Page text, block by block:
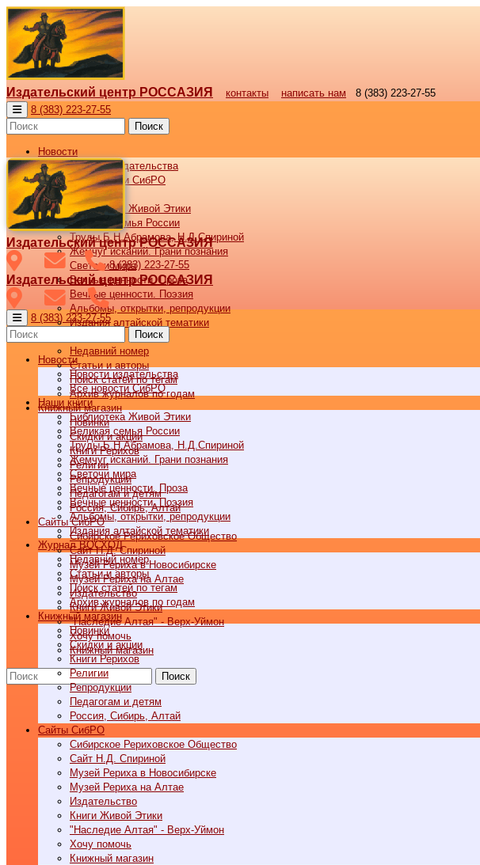
Издательский центр РОССАЗИЯ контакты написать нам
8 (383) 223-27-55
8 (383) 223-27-55
Поиск
Новости
Новости издательства
Все новости СибРО
Наши книги
Библиотека Живой Этики
Великая семья России
Труды Б.Н.Абрамова, Н.Д.Спириной
Жемчуг исканий. Грани познания
Светочи мира
Вечные ценности. Проза
Вечные ценности. Поэзия
Альбомы, открытки, репродукции
Издания алтайской тематики
Недавний номер
Статьи и авторы
Поиск статей по тегам
Архив журналов по годам
Книжный магазин
Новинки
Скидки и акции
Книги Рерихов
Религии
Репродукции
Педагогам и детям
Россия, Сибирь, Алтай
Cайты СибРО
Сибирское Рериховское Общество
Сайт Н.Д. Спириной
Музей Рериха в Новосибирске
Музей Рериха на Алтае
Издательство
Книги Живой Этики
"Наследие Алтая" - Верх-Уймон
Хочу помочь
Книжный магазин
Поиск
Издательский центр РОССАЗИЯ
8 (383) 223-27-55
Издательский центр РОССАЗИЯ
8 (383) 223-27-55
Поиск
Новости
Новости издательства
Все новости СибРО
Наши книги
Библиотека Живой Этики
Великая семья России
Труды Б.Н.Абрамова, Н.Д.Спириной
Жемчуг исканий. Грани познания
Светочи мира
Вечные ценности. Проза
Вечные ценности. Поэзия
Альбомы, открытки, репродукции
Издания алтайской тематики
Журнал ВОСХОД
Недавний номер
Статьи и авторы
Поиск статей по тегам
Архив журналов по годам
Книжный магазин
Новинки
Скидки и акции
Книги Рерихов
Религии
Репродукции
Педагогам и детям
Россия, Сибирь, Алтай
Cайты СибРО
Сибирское Рериховское Общество
Сайт Н.Д. Спириной
Музей Рериха в Новосибирске
Музей Рериха на Алтае
Издательство
Книги Живой Этики
"Наследие Алтая" - Верх-Уймон
Хочу помочь
Книжный магазин